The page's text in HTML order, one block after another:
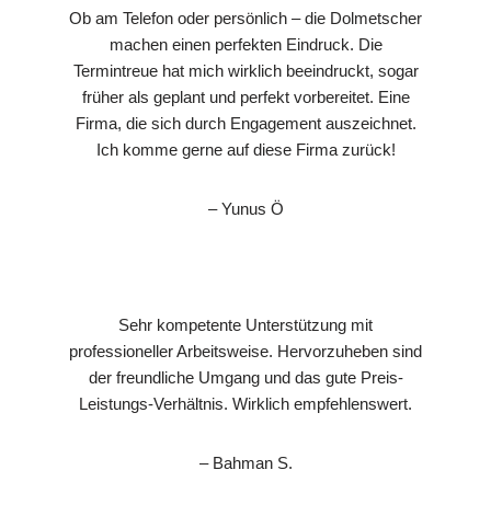
Ob am Telefon oder persönlich – die Dolmetscher
machen einen perfekten Eindruck. Die
Termintreue hat mich wirklich beeindruckt, sogar
früher als geplant und perfekt vorbereitet. Eine
Firma, die sich durch Engagement auszeichnet.
Ich komme gerne auf diese Firma zurück!
– Yunus Ö
Sehr kompetente Unterstützung mit
professioneller Arbeitsweise. Hervorzuheben sind
der freundliche Umgang und das gute Preis-
Leistungs-Verhältnis. Wirklich empfehlenswert.
– Bahman S.